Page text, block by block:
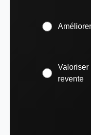
Valoriser
revente